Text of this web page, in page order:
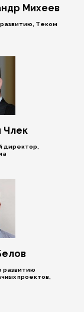
Михеев
Теком
Члек
директор,
развитию
проектов,